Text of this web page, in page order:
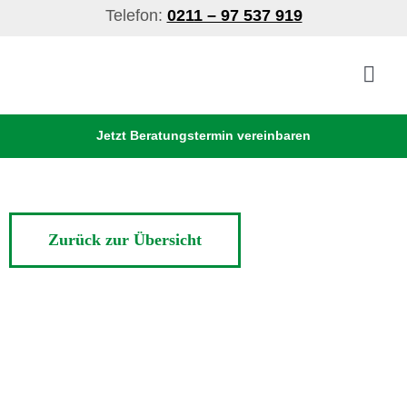
Telefon: 0211 – 97 537 919
Verrentung
Jetzt Beratungstermin vereinbaren
Zurück zur Übersicht